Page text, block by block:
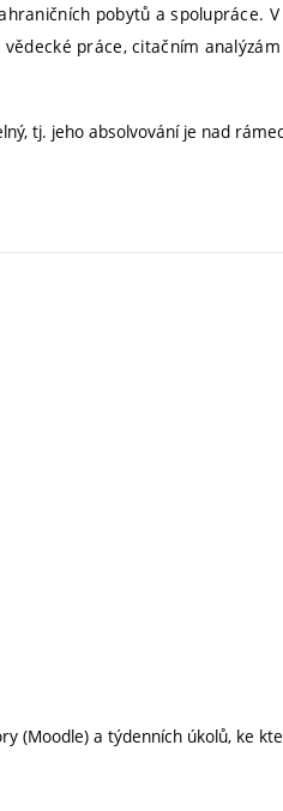
pobytů a spolupráce.
práce, citačním
tj. jeho absolvování je nad
(Moodle) a týdenních úkolů, ke